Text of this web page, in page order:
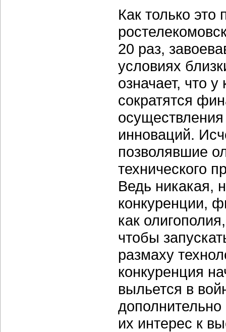
Как только это
20 раз,
условиях
означает, что у
сократятся
инноваций.
позволявшие
технического
Ведь никакая,
конкуренции,
как
чтобы
размаху
конкуренция
выльется в
их интерес к